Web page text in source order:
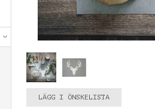
LÄGG I ÖNSKELISTA